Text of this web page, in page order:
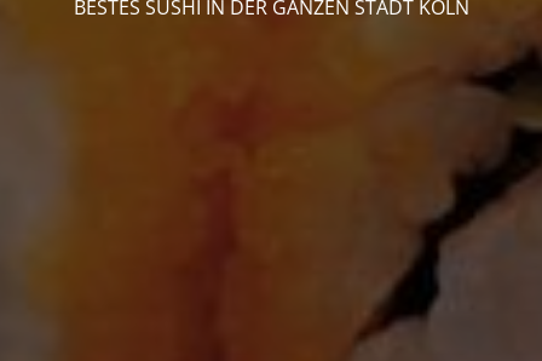
BESTES SUSHI IN DER GANZEN STADT KÖLN